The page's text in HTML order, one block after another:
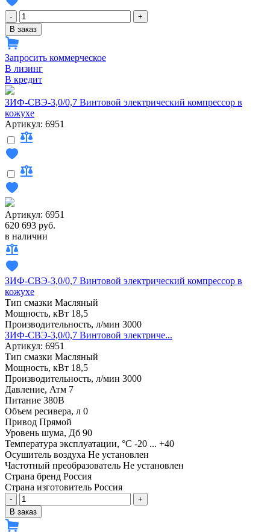
-
+
В заказ
Запросить коммерческое
В лизинг
В кредит
ЗИФ-СВЭ-3,0/0,7 Винтовой электрический компрессор в
кожухе
Артикул: 6951
Артикул: 6951
620 693 руб.
в наличии
ЗИФ-СВЭ-3,0/0,7 Винтовой электрический компрессор в
кожухе
Тип смазки Масляный
Мощность, кВт 18,5
Производительность, л/мин 3000
ЗИФ-СВЭ-3,0/0,7 Винтовой электриче...
Артикул: 6951
Тип смазки Масляный
Мощность, кВт 18,5
Производительность, л/мин 3000
Давление, Атм 7
Питание 380В
Объем ресивера, л 0
Привод Прямой
Уровень шума, Дб 90
Температура эксплуатации, °С -20 ... +40
Осушитель воздуха Не установлен
Частотный преобразователь Не установлен
Страна бренд Россия
Страна изготовитель Россия
-
+
В заказ